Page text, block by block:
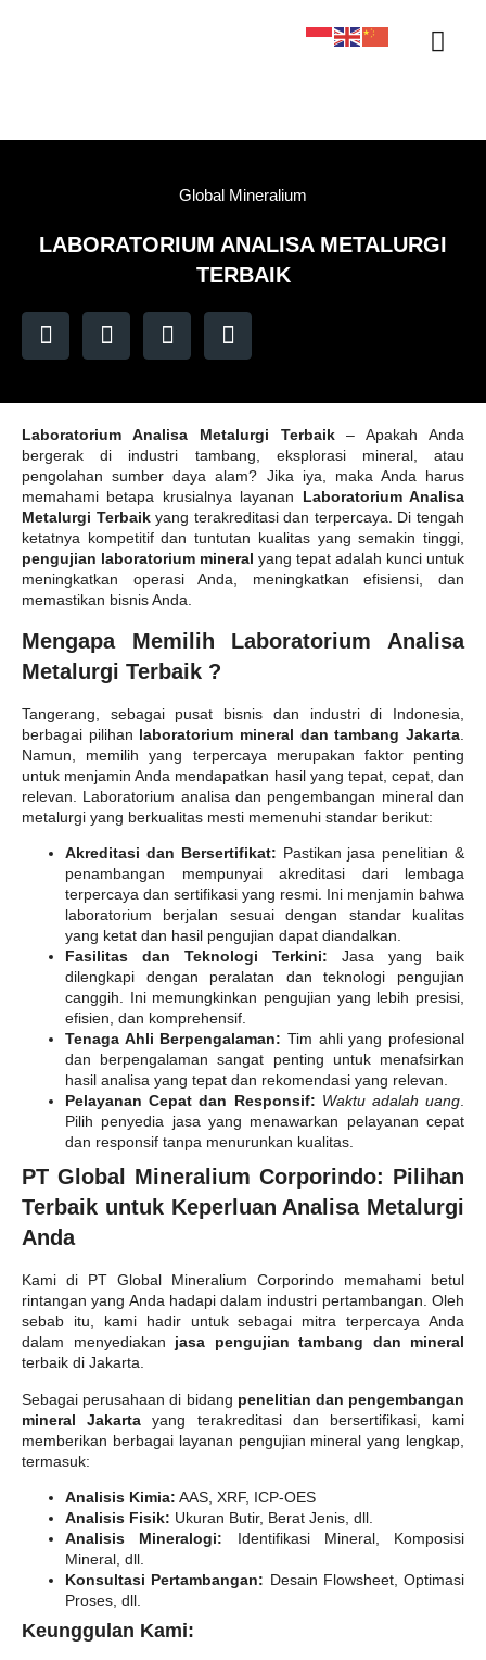
Global Mineralium
LABORATORIUM ANALISA METALURGI
TERBAIK
Laboratorium Analisa Metalurgi Terbaik– Apakah Anda
bergerak di industri tambang, eksplorasi mineral, atau
pengolahan sumber daya alam? Jika iya, maka Anda harus
memahami betapa krusialnya layanan Laboratorium Analisa
Metalurgi Terbaikyang terakreditasi dan terpercaya. Di tengah
ketatnya kompetitif dan tuntutan kualitas yang semakin tinggi,
pengujian laboratorium mineral yang tepat adalah kunci untuk
meningkatkan operasi Anda, meningkatkan efisiensi, dan
memastikan bisnis Anda.
Mengapa Memilih Laboratorium Analisa
Metalurgi Terbaik ?
Tangerang, sebagai pusat bisnis dan industri di Indonesia,
berbagai pilihan laboratorium mineral dan tambang Jakarta
Namun, memilih yang terpercaya merupakan faktor penting
untuk menjamin Anda mendapatkan hasil yang tepat, cepat, dan
relevan. Laboratorium analisa dan pengembangan mineral dan
metalurgi yang berkualitas mesti memenuhi standar berikut:
Akreditasi dan Bersertifikat: Pastikan jasa penelitian &
penambangan mempunyai akreditasi dari lembaga
terpercaya dan sertifikasi yang resmi. Ini menjamin bahwa
laboratorium berjalan sesuai dengan standar kualitas
yang ketat dan hasil pengujian dapat diandalkan.
Fasilitas dan Teknologi Terkini: Jasa yang baik
dilengkapi dengan peralatan dan teknologi pengujian
canggih. Ini memungkinkan pengujian yang lebih presisi,
efisien, dan komprehensif.
Tenaga Ahli Berpengalaman: Tim ahli yang profesional
dan berpengalaman sangat penting untuk menafsirkan
hasil analisa yang tepat dan rekomendasi yang relevan.
Pelayanan Cepat dan Responsif: Waktu adalah uang.
Pilih penyedia jasa yang menawarkan pelayanan cepat
dan responsif tanpa menurunkan kualitas.
PT Global Mineralium Corporindo: Pilihan
Terbaik untuk Keperluan Analisa Metalurgi
Anda
Kami di PT Global Mineralium Corporindo memahami betul
rintangan yang Anda hadapi dalam industri pertambangan. Oleh
sebab itu, kami hadir untuk sebagai mitra terpercaya Anda
dalam menyediakan jasa pengujian tambang dan mineral
terbaik di Jakarta.
Sebagai perusahaan di bidang penelitian dan pengembangan
mineral Jakarta yang terakreditasi dan bersertifikasi, kami
memberikan berbagai layanan pengujian mineral yang lengkap,
termasuk:
Analisis Kimia: AAS, XRF, ICP-OES
Analisis Fisik: Ukuran Butir, Berat Jenis, dll.
Analisis Mineralogi: Identifikasi Mineral, Komposisi
Mineral, dll.
Konsultasi Pertambangan: Desain Flowsheet, Optimasi
Proses, dll.
Keunggulan Kami: